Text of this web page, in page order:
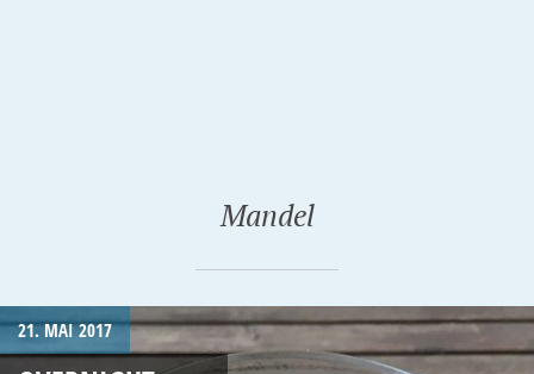
Mandel
21. MAI 2017